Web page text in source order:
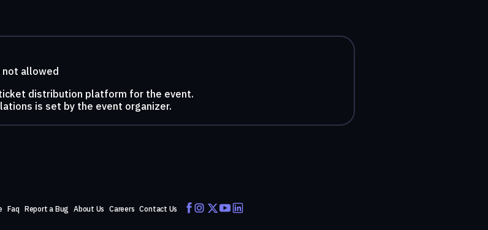
allowed
distribution platform for the event.
is set by the event organizer.
Faq Report a Bug About Us Careers Contact Us